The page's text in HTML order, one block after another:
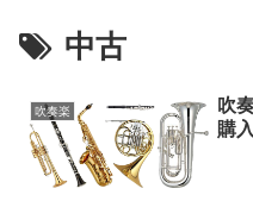
中古
吹奏楽
吹
購